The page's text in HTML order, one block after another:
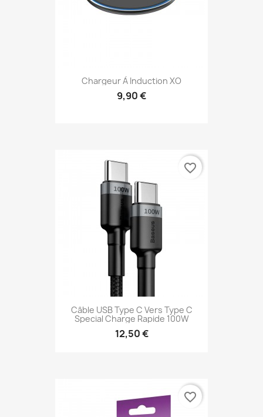
Chargeur À Induction XO
9,90 €
Câble USB Type C Vers Type C
Special Charge Rapide 100W
12,50 €
favorite_border
favorite_border